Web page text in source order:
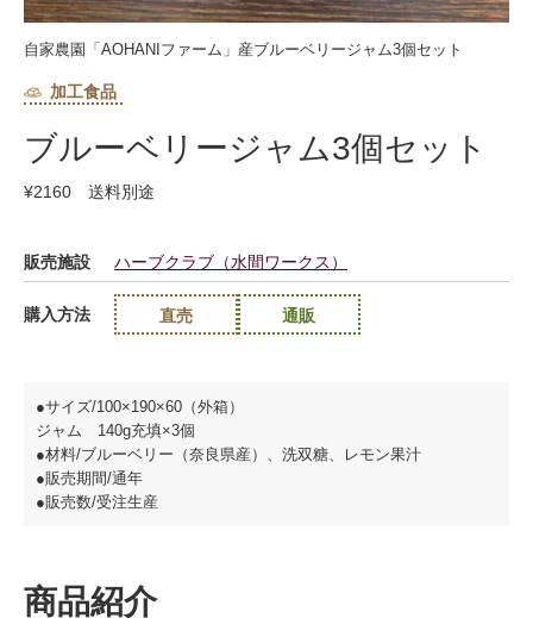
自家農園「AOHANIファーム」産ブルーベリージャム3個セット
加工食品
ブルーベリージャム3個セット
¥2160 送料別途
販売施設 ハーブクラブ（水間ワークス）
購入方法 直売 通販
●サイズ/100×190×60（外箱）
ジャム 140g充填×3個
●材料/ブルーベリー（奈良県産）、洗双糖、レモン果汁
●販売期間/通年
●販売数/受注生産
商品紹介